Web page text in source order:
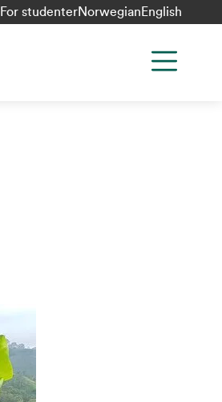
For studenterNorwegian English